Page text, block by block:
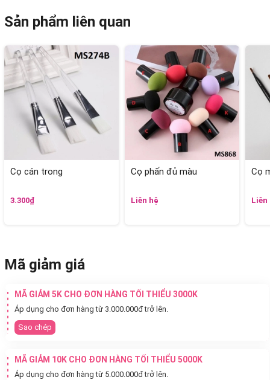
Sản phẩm liên quan
Cọ cán trong
3.300₫
Cọ phấn đủ màu
Liên hệ
Cọ
Liên
Mã giảm giá
MÃ GIẢM 5K CHO ĐƠN HÀNG TỐI THIỂU 3000K
Áp dụng cho đơn hàng từ 3.000.000đ trở lên.
Sao chép
MÃ GIẢM 10K CHO ĐƠN HÀNG TỐI THIỂU 5000K
Áp dụng cho đơn hàng từ 5.000.000đ trở lên.